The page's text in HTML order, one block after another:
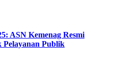
ASN Kemenag Resmi
Pelayanan Publik